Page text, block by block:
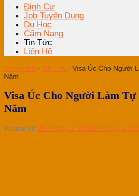
Định Cư
Job Tuyển Dụng
Du Học
Cẩm Nang
Tin Tức
Liên Hệ
Trang chủ - Tin Tức - Visa Úc Cho Người
Năm
Visa Úc Cho Người Làm Tự
Năm
Posted on 25 Tháng 2, 20263 Tháng 3,